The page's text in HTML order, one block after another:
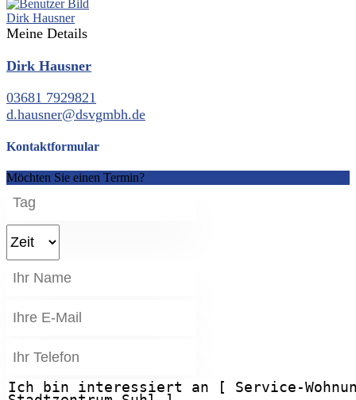
Dirk Hausner
Meine Details
Dirk Hausner
03681 7929821
d.hausner@dsvgmbh.de
Kontaktformular
Möchten Sie einen Termin?